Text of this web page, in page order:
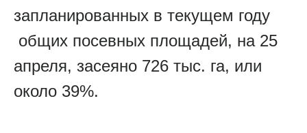
запланированных в текущем году
общих посевных площадей, на 25
апреля, засеяно 726 тыс. га, или
около 39%.